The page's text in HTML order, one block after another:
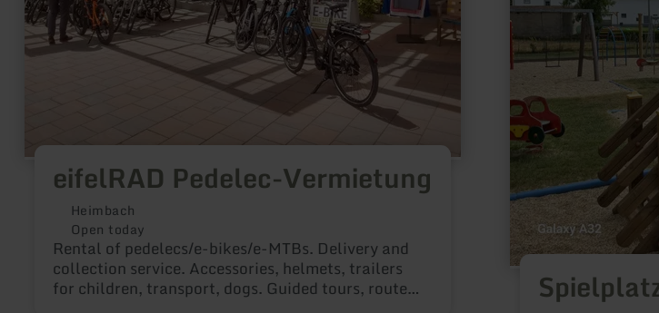
eifelRAD Pedelec-Vermietung
Heimbach
Open today
Rental of pedelecs/e-bikes/e-MTBs. Delivery and
collection service. Accessories, helmets, trailers
for children, transport, dogs. Guided tours, routes